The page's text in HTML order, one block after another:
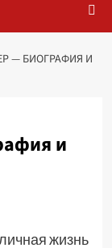
— БИОГРАФИЯ И
и